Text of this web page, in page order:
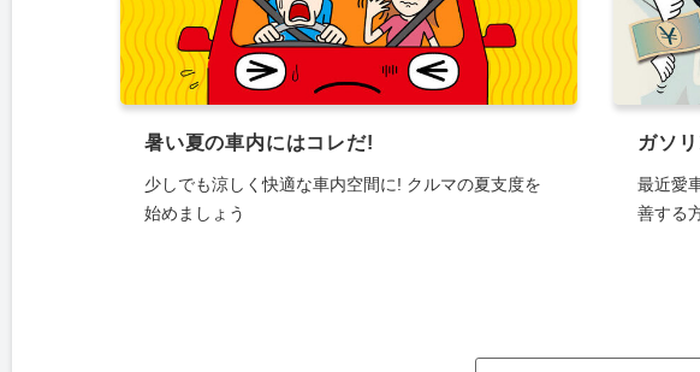
暑い夏の車内にはコレだ!
少しでも涼しく快適な車内空間に! クルマの夏支度を
始めましょう
ガソ
最近愛
善する